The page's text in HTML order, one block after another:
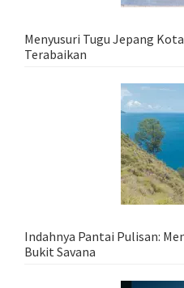
Menyusuri Tugu Jepang
Terabaikan
Indahnya Pantai Pulisan:
Bukit Savana